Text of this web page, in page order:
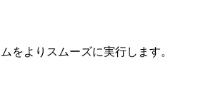
をよりスムーズに実行します。